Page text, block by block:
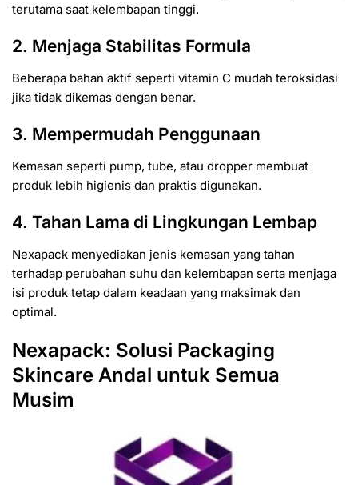
terutama saat kelembapan tinggi.
2. Menjaga Stabilitas Formula
Beberapa bahan aktif seperti vitamin C mudah teroksidasi
jika tidak dikemas dengan benar.
3. Mempermudah Penggunaan
Kemasan seperti pump, tube, atau dropper membuat
produk lebih higienis dan praktis digunakan.
4. Tahan Lama di Lingkungan Lembap
Nexapack menyediakan jenis kemasan yang tahan
terhadap perubahan suhu dan kelembapan serta menjaga
isi produk tetap dalam keadaan yang maksimak dan
optimal.
Nexapack: Solusi Packaging
Skincare Andal untuk Semua
Musim